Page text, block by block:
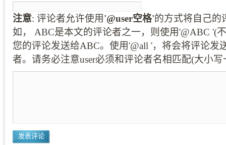
注意: 评论者允许使用'@user空格'的方式将自己的
如， ABC是本文的评论者之一，则使用'@ABC '(
您的评论发送给ABC。使用'@all '，将会将评论发
者。请务必注意user必须和评论者名相匹配(大小写